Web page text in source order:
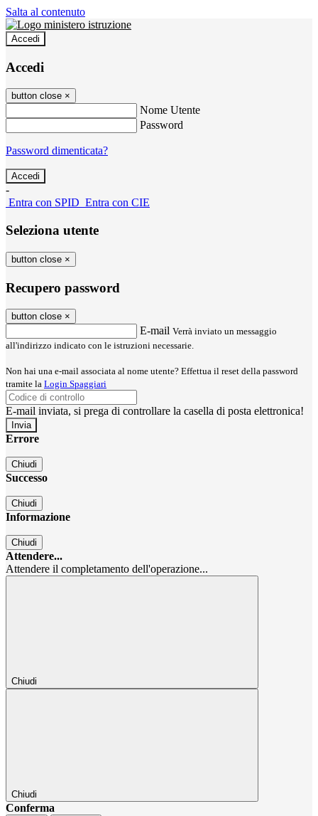
Salta al contenuto
Accedi
Accedi
button close ×
Nome Utente
Password
Password dimenticata?
-
Entra con SPID Entra con CIE
Seleziona utente
button close ×
Recupero password
button close ×
E-mail Verrà inviato un messaggio
all'indirizzo indicato con le istruzioni necessarie.
Non hai una e-mail associata al nome utente? Effettua il reset della password
tramite la Login Spaggiari
E-mail inviata, si prega di controllare la casella di posta elettronica!
Errore
Chiudi
Successo
Chiudi
Informazione
Chiudi
Attendere...
Attendere il completamento dell'operazione...
Chiudi
Chiudi
Conferma